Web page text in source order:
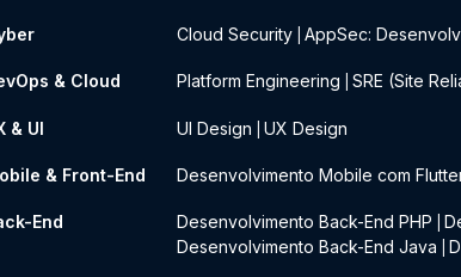
Cloud Security AppSec:
& Cloud Platform Engineering SRE (Site
& UI UI Design UX Design
& Front-End Desenvolvimento Mobile com
End Desenvolvimento Back-End PHP
Desenvolvimento Back-End Java